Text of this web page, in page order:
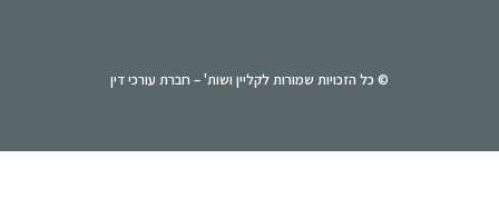
© כל הזכויות שמורות לקליין ושות' – חברת עורכי דין